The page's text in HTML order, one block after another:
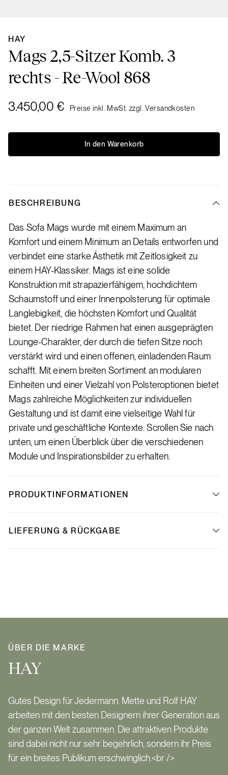
HAY
Mags 2,5-Sitzer Komb. 3
rechts - Re-Wool 868
3.450,00 € Preise inkl. MwSt. zzgl. Versandkosten
In den Warenkorb
BESCHREIBUNG
Das Sofa Mags wurde mit einem Maximum an
Komfort und einem Minimum an Details entworfen und
verbindet eine starke Ästhetik mit Zeitlosigkeit zu
einem HAY-Klassiker. Mags ist eine solide
Konstruktion mit strapazierfähigem, hochdichtem
Schaumstoff und einer Innenpolsterung für optimale
Langlebigkeit, die höchsten Komfort und Qualität
bietet. Der niedrige Rahmen hat einen ausgeprägten
Lounge-Charakter, der durch die tiefen Sitze noch
verstärkt wird und einen offenen, einladenden Raum
schafft. Mit einem breiten Sortiment an modularen
Einheiten und einer Vielzahl von Polsteroptionen bietet
Mags zahlreiche Möglichkeiten zur individuellen
Gestaltung und ist damit eine vielseitige Wahl für
private und geschäftliche Kontexte. Scrollen Sie nach
unten, um einen Überblick über die verschiedenen
Module und Inspirationsbilder zu erhalten.
PRODUKTINFORMATIONEN
LIEFERUNG & RÜCKGABE
ÜBER DIE MARKE
HAY
Gutes Design für Jedermann. Mette und Rolf HAY
arbeiten mit den besten Designern ihrer Generation aus
der ganzen Welt zusammen. Die attraktiven Produkte
sind dabei nicht nur sehr begehrlich, sondern ihr Preis
für ein breites Publikum erschwinglich.<br />